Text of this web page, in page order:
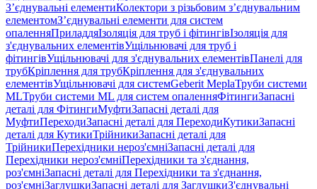
З’єднувальні елементиКолектори з різьбовим з’єднувальним
елементомЗ’єднувальні елементи для систем
опаленняПриладдяІзоляція для труб і фітингівІзоляція для
з'єднувальних елементівУщільнювачі для труб і
фітингівУщільнювачі для з'єднувальних елементівПанелі для
трубКріплення для трубКріплення для з'єднувальних
елементівУщільнювачі для системGeberit MeplaТруби системи
MLТруби системи ML для систем опаленняФітингиЗапасні
деталі для ФітингиМуфтиЗапасні деталі для
МуфтиПереходиЗапасні деталі для ПереходиКутикиЗапасні
деталі для КутикиТрійникиЗапасні деталі для
ТрійникиПерехідники нероз'ємніЗапасні деталі для
Перехідники нероз'ємніПерехідники та з'єднання,
роз'ємніЗапасні деталі для Перехідники та з'єднання,
роз'ємніЗаглушкиЗапасні деталі для ЗаглушкиЗ'єднувальні